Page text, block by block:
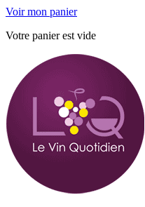
Voir mon panier
Votre panier est vide